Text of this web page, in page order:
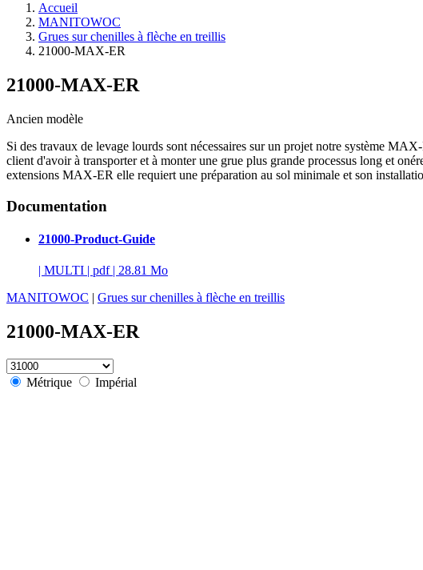
Accueil
MANITOWOC
Grues sur chenilles à flèche en treillis
21000-MAX-ER
21000-MAX-ER
Ancien modèle
Si des travaux de levage lourds sont nécessaires sur un projet notre système
client d'avoir à transporter et à monter une grue plus grande processus long et
extensions MAX-ER elle requiert une préparation au sol minimale et son
Documentation
21000-Product-Guide
| MULTI | pdf | 28.81 Mo
MANITOWOC | Grues sur chenilles à flèche en treillis
21000-MAX-ER
Métrique Impérial